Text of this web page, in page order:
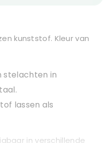
kunststof. Kleur van
stelachten in
lassen als
in verschillende